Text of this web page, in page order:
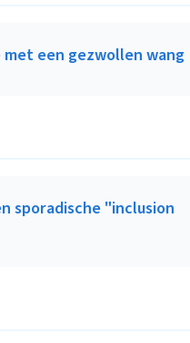
met een gezwollen wang
sporadische "inclusion